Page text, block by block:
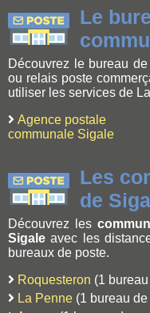
Le
Découvrez le bureau
ou relais poste
utiliser les services de
Agence postale
communale Sigale
Les
de
Découvrez les
Sigale avec les
bureaux de poste.
Roquesteron (1
La Penne (1 bureau